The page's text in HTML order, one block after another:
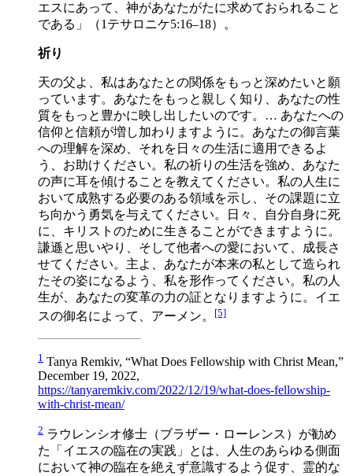
エスにあって、神があなたがたに求めておられること
である」（1テサロニケ5:16–18）。
祈り
天の父よ、私はあなたとの関係をもっと深めたいと願
っています。あなたをもっと親しく知り、あなたの性
質をもっと豊かに映し出したいのです。… あなたへの
信仰と信頼が増し加わりますように。あなたの御言葉
への理解を深め、それを日々の生活に適用できるよ
う、お助けください。私の祈りの生活を強め、あなた
の声に耳を傾けることを教えてください。私の人生に
おいて成熟する必要のある領域を示し、その課題に立
ち向かう勇気を与えてください。日々、自分自身に死
に、キリストのために生きることができますように。
謙遜と思いやり、そして他者への愛において、成長さ
せてください。主よ、あなたが本来の私として造られ
たその姿になるよう、私を形作ってください。私の人
生が、あなたの変革の力の証となりますように。イエ
スの御名によって、アーメン。
[5]
1 Tanya Remkiv, “What Does Fellowship with Christ Mean,”
December 19, 2022,
https://tanyaremkiv.com/2022/12/19/what-does-fellowship-
with-christ-mean/
2 ラウレンシオ修士（ブラザー・ローレンス）が勧め
た「イエスの臨在の実践」とは、人生のあらゆる側面
において神の臨在を絶えず意識するよう促す、霊的な